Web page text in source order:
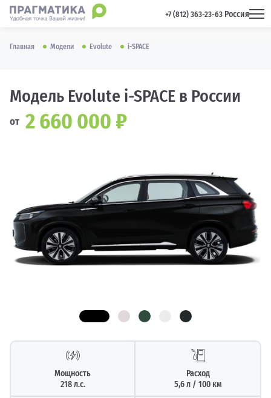
+7 (812) 363-23-63 Россия
Главная Модели Evolute i-SPACE
Модель Evolute i-SPACE в России
от 2 660 000 ₽
Мощность
218 л.с.
Расход
5,6 л / 100 км